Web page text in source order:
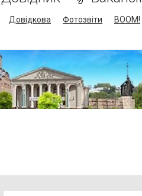
Довідкова Фотозвіти BOOM!